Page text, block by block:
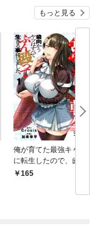
もっと見る
俺が育てた最強キャラ
に転生したので、歯向
かうヤツはすべてぶん
165